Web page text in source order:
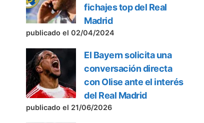
fichajes top del Real
Madrid
publicado el 02/04/2024
El Bayern solicita una
conversación directa
con Olise ante el interés
del Real Madrid
publicado el 21/06/2026